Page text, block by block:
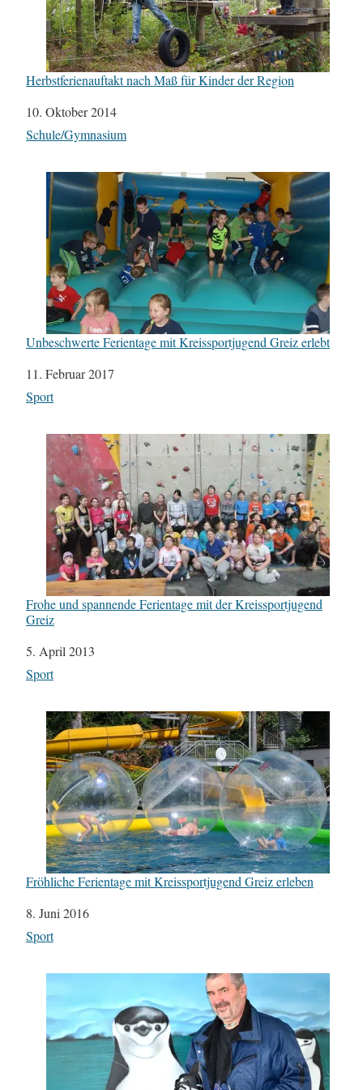
Herbstferienauftakt nach Maß für Kinder der Region
Datum
10. Oktober 2014
In Bezug auf
Schule/Gymnasium
Unbeschwerte Ferientage mit Kreissportjugend Greiz erlebt
Datum
11. Februar 2017
In Bezug auf
Sport
Frohe und spannende Ferientage mit der Kreissportjugend
Greiz
Datum
5. April 2013
In Bezug auf
Sport
Fröhliche Ferientage mit Kreissportjugend Greiz erleben
Datum
8. Juni 2016
In Bezug auf
Sport